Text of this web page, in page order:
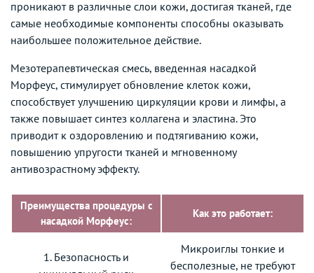
проникают в различные слои кожи, достигая тканей, где
самые необходимые компоненты способны оказывать
наибольшее положительное действие.
Мезотерапевтическая смесь, введенная насадкой
Морфеус, стимулирует обновление клеток кожи,
способствует улучшению циркуляции крови и лимфы, а
также повышает синтез коллагена и эластина. Это
приводит к оздоровлению и подтягиванию кожи,
повышению упругости тканей и мгновенному
антивозрастному эффекту.
Преимущества процедуры с
насадкой Морфеус:
Как это работает:
1. Безопасность и
Микроиглы тонкие и
бесполезные, не требуют